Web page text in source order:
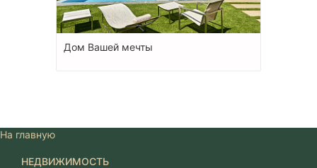
Дом Вашей мечты
На главную
НЕДВИЖИМОСТЬ